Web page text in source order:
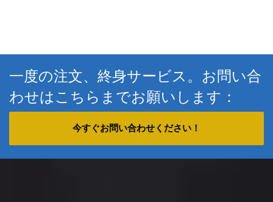
一度の注文、終身サービス。お問い合
わせはこちらまでお願いします：
今すぐお問い合わせください！